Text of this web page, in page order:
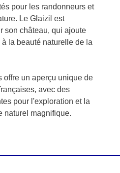
pour les randonneurs et
Le Glaizil est
son château, qui ajoute
la beauté naturelle de la
offre un aperçu unique de
avec des
pour l'exploration et la
naturel magnifique.